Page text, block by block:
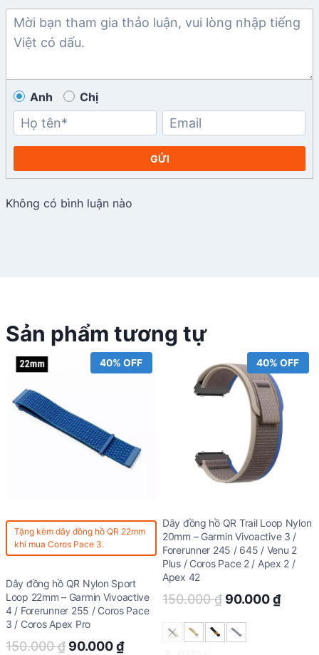
Anh Chị
GỬI
Không có bình luận nào
Sản phẩm tương tự
40% OFF
Tặng kèm dây đồng hồ QR 22mm
khi mua Coros Pace 3.
Dây đồng hồ QR Nylon Sport
Loop 22mm – Garmin Vivoactive
4 / Forerunner 255 / Coros Pace
3 / Coros Apex Pro
150.000₫ Original
90.000₫Current
40% OFF
Dây đồng hồ QR Trail Loop Nylon
20mm – Garmin Vivoactive 3 /
Forerunner 245 / 645 / Venu 2
Plus / Coros Pace 2 / Apex 2 /
Apex 42
150.000₫ Original
price
was:
90.000₫